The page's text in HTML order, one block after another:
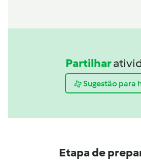
Partilhar
Sugestão para
Etapa de